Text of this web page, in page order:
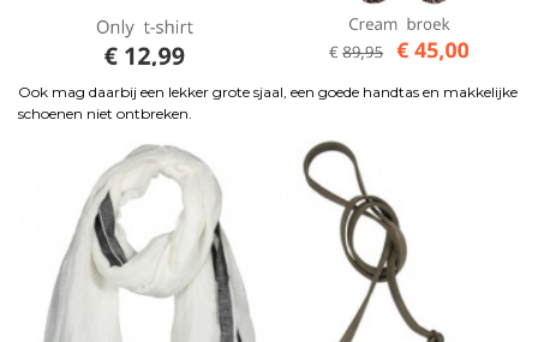
Ook mag daarbij een lekker grote sjaal, een goede handtas en makkelijke
schoenen niet ontbreken.